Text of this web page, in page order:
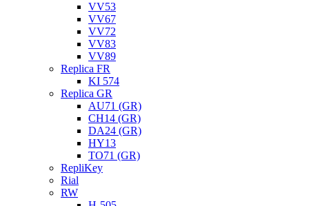
VV53
VV67
VV72
VV83
VV89
Replica FR
KI 574
Replica GR
AU71 (GR)
CH14 (GR)
DA24 (GR)
HY13
TO71 (GR)
RepliKey
Rial
RW